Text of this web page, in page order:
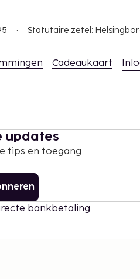
Statutaire zetel:
Cadeaukaart
updates
tips en toegang